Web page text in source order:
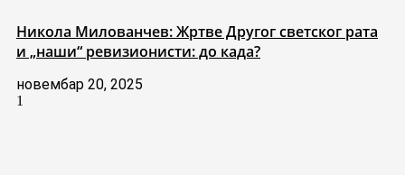
Никола Милованчев: Жртве Другог светског рата
и „наши“ ревизионисти: до када?
новембар 20, 2025